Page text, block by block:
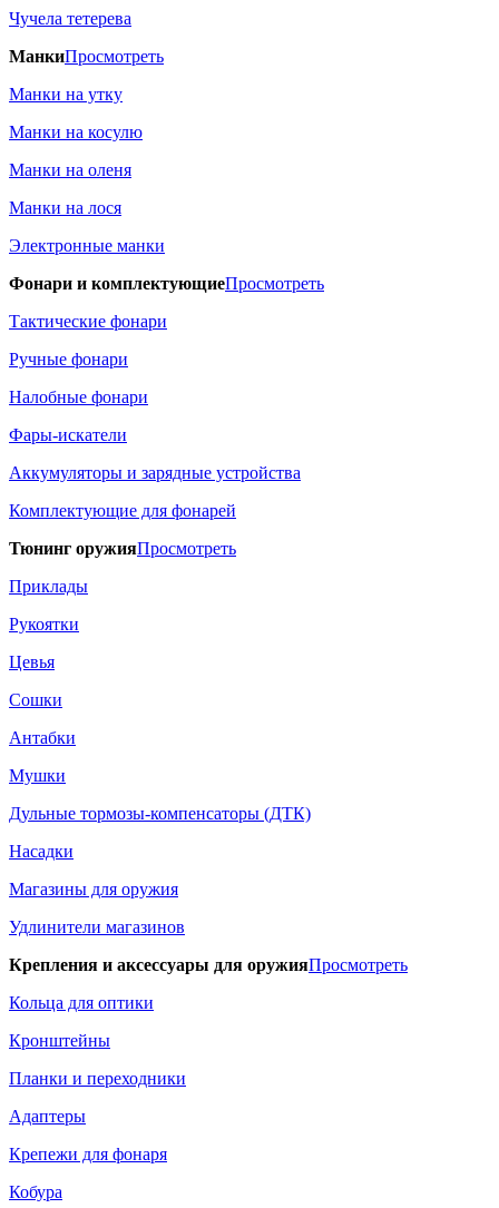
Чучела тетерева
МанкиПросмотреть
Манки на утку
Манки на косулю
Манки на оленя
Манки на лося
Электронные манки
Фонари и комплектующиеПросмотреть
Тактические фонари
Ручные фонари
Налобные фонари
Фары-искатели
Аккумуляторы и зарядные устройства
Комплектующие для фонарей
Тюнинг оружияПросмотреть
Приклады
Рукоятки
Цевья
Сошки
Антабки
Мушки
Дульные тормозы-компенсаторы (ДТК)
Насадки
Магазины для оружия
Удлинители магазинов
Крепления и аксессуары для оружияПросмотреть
Кольца для оптики
Кронштейны
Планки и переходники
Адаптеры
Крепежи для фонаря
Кобура